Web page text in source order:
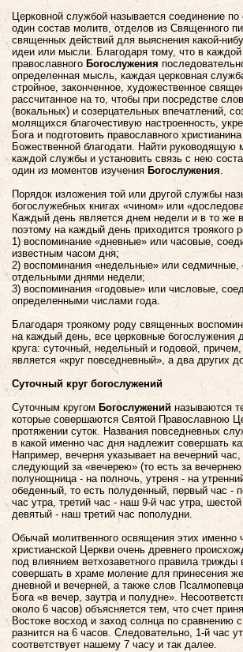
Церковной службой называется соединение
один состав молитв, отделов из Священного
священных действий для выяснения какой-
идеи или мысли. Благодаря тому, что в
православного Богослужения
определенная мысль, каждая церковная
стройное, законченное, художественное
рассчитанное на то, чтобы при посредстве
(вокальных) и созерцательных впечатлений,
молящихся благочестивую настроенность,
Бога и подготовить православного
Божественной благодати. Найти
каждой службы и установить связь с нею
один из моментов изучения Богослужения.
Порядок изложения той или другой службы
богослужебных книгах «чином» или
Каждый день является днем недели и в то же
поэтому на каждый день приходится троякого
1) воспоминание «дневные» или часовые,
известным часом дня;
2) воспоминания «недельные» или седмичные,
отдельными днями недели;
3) воспоминания «годовые» или числовые,
определенными числами года.
Благодаря троякому роду священных
на каждый день, все церковные богослужения
круга: суточный, недельный и годовой,
является «круг повседневный», а два других
Суточный круг богослужений
Суточным кругом Богослуженийназываются
которые совершаются Святой Православною
протяжении суток. Названия повседневных
в какой именно час дня надлежит совершать
Например, вечерня указывает на вечерний
следующий за «вечерею» (то есть за вечернею
полунощница - на полночь, утреня - на
обеденный, то есть полуденный, первый час -
час утра, третий час - наш 9-й час утра,
девятый - наш третий час пополудни.
Обычай молитвенного освящения этих именно
христианской Церкви очень древнего
под влиянием ветхозаветного правила трижды
совершать в храме моление для принесения
дневной и вечерней, а также слов
Бога «в вечер, заутра и полудне».
около 6 часов) объясняется тем, что счет
Востоке восход и заход солнца по сравнению
разнится на 6 часов. Следовательно, 1-й час
соответствует нашему 7 часу и так далее.